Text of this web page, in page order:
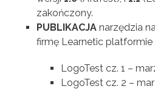
zakończony.
PUBLIKACJA narzędzia
firmę Learnetic platformie
LogoTest cz. 1 –
LogoTest cz. 2 –